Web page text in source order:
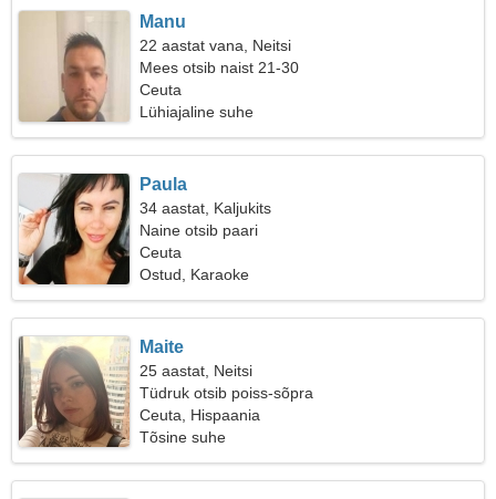
Manu
22 aastat vana, Neitsi
Mees otsib naist 21-30
Ceuta
Lühiajaline suhe
Paula
34 aastat, Kaljukits
Naine otsib paari
Ceuta
Ostud, Karaoke
Maite
25 aastat, Neitsi
Tüdruk otsib poiss-sõpra
Ceuta, Hispaania
Tõsine suhe